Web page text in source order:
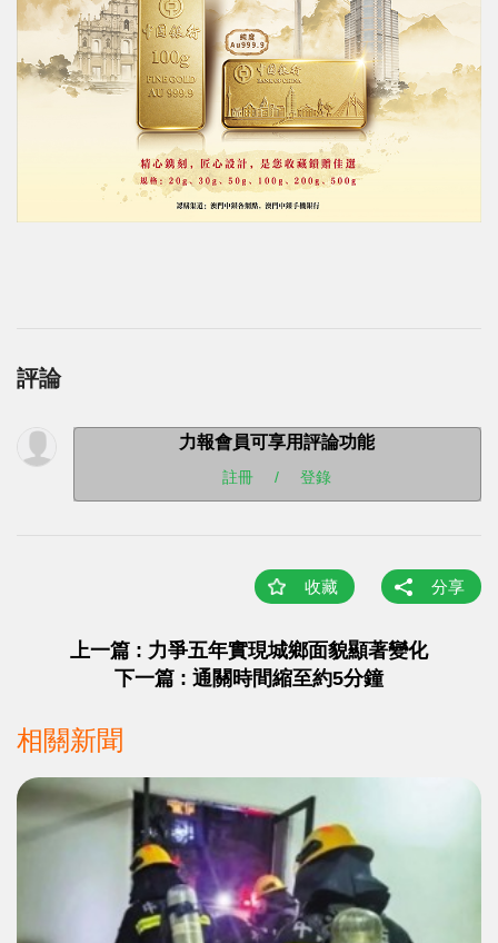
評論
力報會員可享用評論功能
註冊 / 登錄
收藏 分享
上一篇 : 力爭五年實現城鄉面貌顯著變化
下一篇 : 通關時間縮至約5分鐘
相關新聞